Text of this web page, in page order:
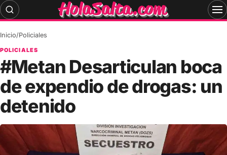
Skip
to
Inicio/Policiales
POLICIALES
#Metan Desarticulan boca
de expendio de drogas: un
detenido